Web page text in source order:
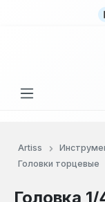
Перейти к
Artiss
Головки торцевые
Головка